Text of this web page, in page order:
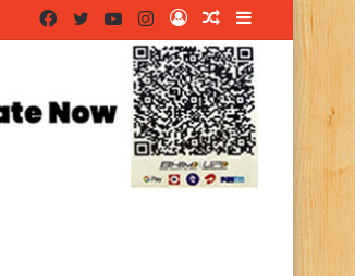
Sidebar
Random
Article
Log
In
Instagram
YouTube
Twitter
Facebook